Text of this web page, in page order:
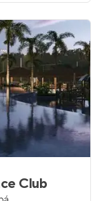
Club